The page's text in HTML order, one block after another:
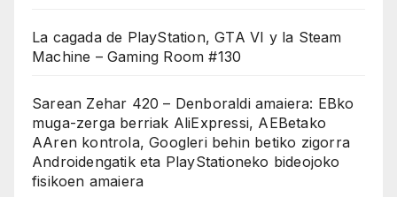
La cagada de PlayStation, GTA VI y la Steam
Machine – Gaming Room #130
Sarean Zehar 420 – Denboraldi amaiera: EBko
muga-zerga berriak AliExpressi, AEBetako
AAren kontrola, Googleri behin betiko zigorra
Androidengatik eta PlayStationeko bideojoko
fisikoen amaiera